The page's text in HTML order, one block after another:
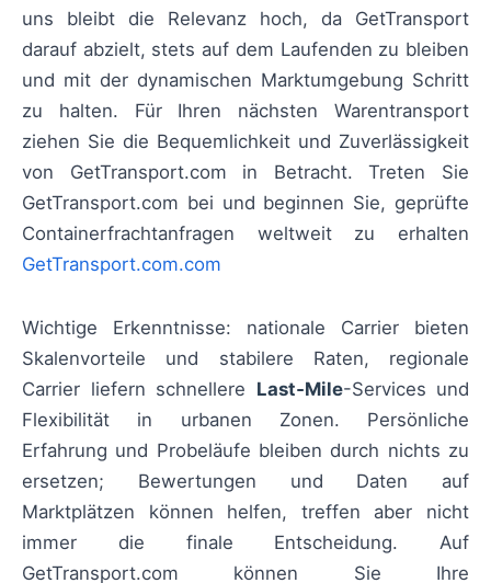
uns bleibt die Relevanz hoch, da GetTransport
darauf abzielt, stets auf dem Laufenden zu bleiben
und mit der dynamischen Marktumgebung Schritt
zu halten. Für Ihren nächsten Warentransport
ziehen Sie die Bequemlichkeit und Zuverlässigkeit
von GetTransport.com in Betracht. Treten Sie
GetTransport.com bei und beginnen Sie, geprüfte
Containerfrachtanfragen weltweit zu erhalten
GetTransport.com.com
Wichtige Erkenntnisse: nationale Carrier bieten
Skalenvorteile und stabilere Raten, regionale
Carrier liefern schnellere Last‑Mile-Services und
Flexibilität in urbanen Zonen. Persönliche
Erfahrung und Probeläufe bleiben durch nichts zu
ersetzen; Bewertungen und Daten auf
Marktplätzen können helfen, treffen aber nicht
immer die finale Entscheidung. Auf
GetTransport.com können Sie Ihre